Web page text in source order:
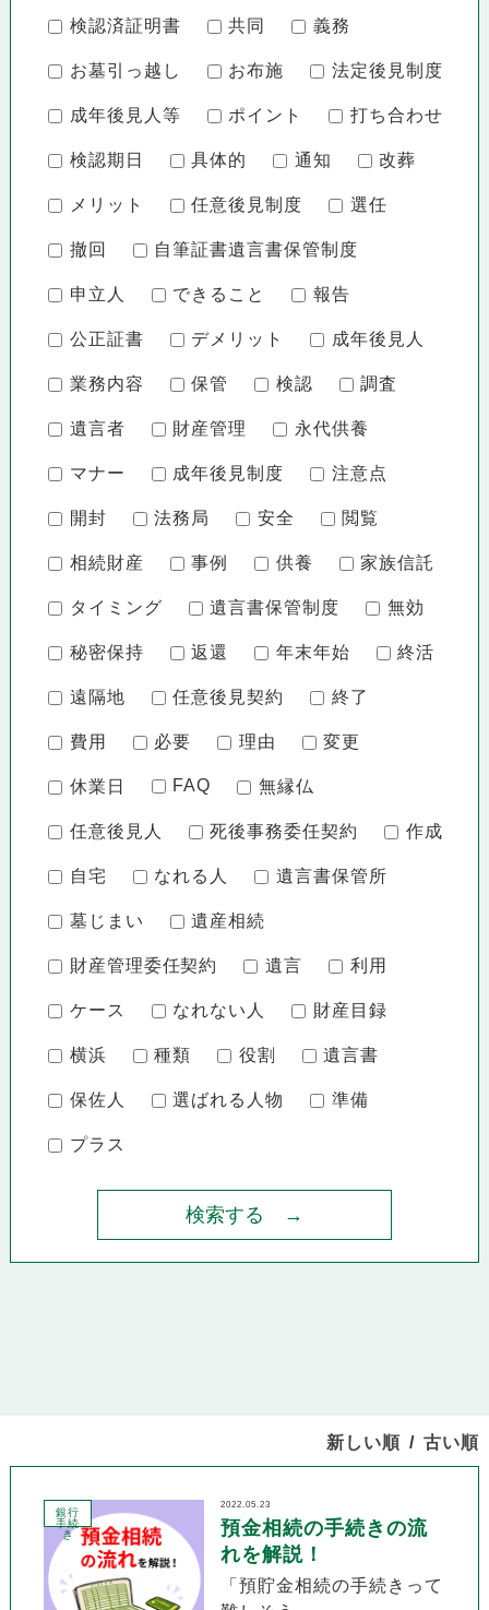
検認済証明書 共同 義務
お墓引っ越し お布施 法定後見制度
成年後見人等 ポイント 打ち合わせ
検認期日 具体的 通知 改葬
メリット 任意後見制度 選任
撤回 自筆証書遺言書保管制度
申立人 できること 報告
公正証書 デメリット 成年後見人
業務内容 保管 検認 調査
遺言者 財産管理 永代供養
マナー 成年後見制度 注意点
開封 法務局 安全 閲覧
相続財産 事例 供養 家族信託
タイミング 遺言書保管制度 無効
秘密保持 返還 年末年始 終活
遠隔地 任意後見契約 終了
費用 必要 理由 変更
休業日 FAQ 無縁仏
任意後見人 死後事務委任契約 作成
自宅 なれる人 遺言書保管所
墓じまい 遺産相続
財産管理委任契約 遺言 利用
ケース なれない人 財産目録
横浜 種類 役割 遺言書
保佐人 選ばれる人物 準備
プラス
新しい順 古い順
銀行
手続
き
2022.05.23
預金相続の手続きの流
れを解説！
「預貯金相続の手続きって